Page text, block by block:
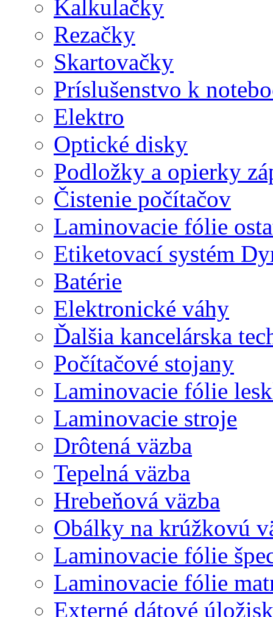
Kalkulačky
Rezačky
Skartovačky
Príslušenstvo k
Elektro
Optické disky
Podložky a opierky
Čistenie počítačov
Laminovacie fólie
Etiketovací systém
Batérie
Elektronické váhy
Ďalšia kancelárska
Počítačové stojany
Laminovacie fólie
Laminovacie stroje
Drôtená väzba
Tepelná väzba
Hrebeňová väzba
Obálky na krúžkovú
Laminovacie fólie
Laminovacie fólie
Externé dátové